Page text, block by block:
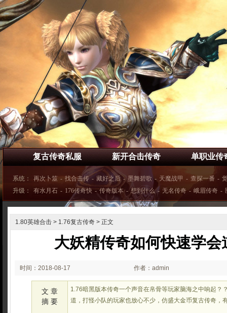
复古传奇私服 新开合击传奇 单职业传
系统： 再次卜筮 - 找合击传 - 藏好之后 - 墨舞碧歌 - 天魔战甲 - 查探一番 -
升级：
有水月石 - 176传奇快 - 传奇版本 - 想到什么 - 无名传奇 - 峨眉传奇 -
1.80英雄合击 > 1.76复古传奇 > 正文
大妖精传奇如何快速学会
时间：2018-08-17
00:08
作者：admin
文 章
摘 要
1.76暗黑版本传奇一个声音在帛骨等玩家脑海之中响起？
道，打怪小队的玩家也放心不少，仿盛大金币复古传奇，